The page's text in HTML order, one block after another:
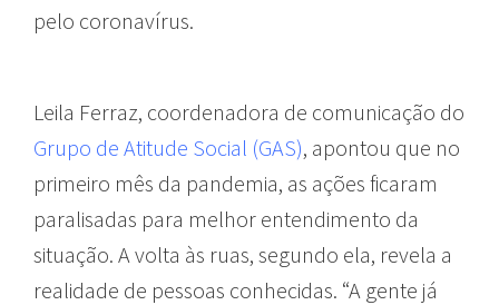
pelo coronavírus.
Leila Ferraz, coordenadora de comunicação do
Grupo de Atitude Social (GAS), apontou que no
primeiro mês da pandemia, as ações ficaram
paralisadas para melhor entendimento da
situação. A volta às ruas, segundo ela, revela a
realidade de pessoas conhecidas. “A gente já